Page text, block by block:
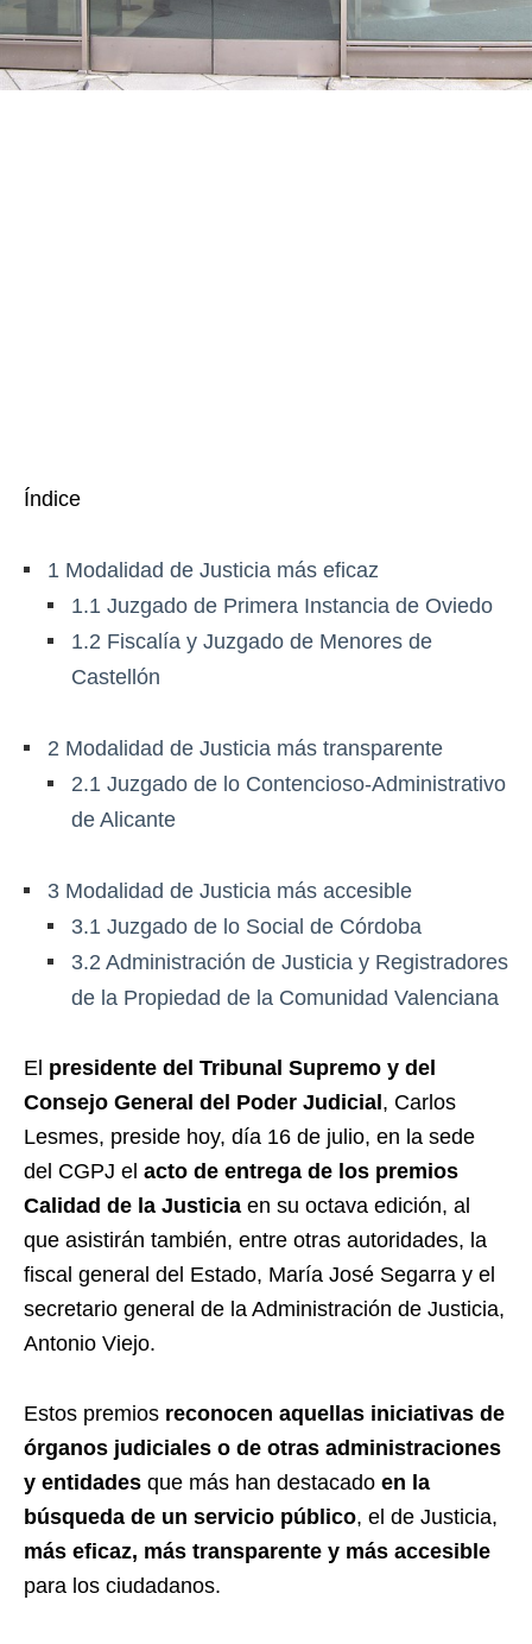
Índice
1 Modalidad de Justicia más eficaz
1.1 Juzgado de Primera Instancia de Oviedo
1.2 Fiscalía y Juzgado de Menores de
Castellón
2 Modalidad de Justicia más transparente
2.1 Juzgado de lo Contencioso-Administrativo
de Alicante
3 Modalidad de Justicia más accesible
3.1 Juzgado de lo Social de Córdoba
3.2 Administración de Justicia y Registradores
de la Propiedad de la Comunidad Valenciana
El presidente del Tribunal Supremo y del
Consejo General del Poder Judicial , Carlos
Lesmes, preside hoy, día 16 de julio, en la sede
del CGPJ el acto de entrega de los premios
Calidad de la Justicia en su octava edición, al
que asistirán también, entre otras autoridades, la
fiscal general del Estado, María José Segarra y el
secretario general de la Administración de Justicia,
Antonio Viejo.
Estos premios reconocen aquellas iniciativas de
órganos judiciales o de otras administraciones
y entidades que más han destacado en la
búsqueda de un servicio público, el de Justicia,
más eficaz, más transparente y más accesible
para los ciudadanos.